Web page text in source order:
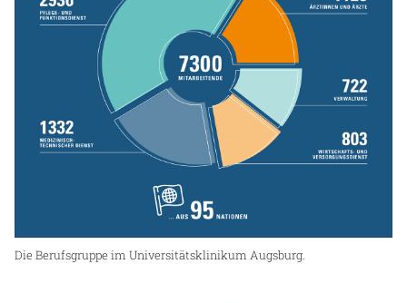
Die Berufsgruppe im Universitätsklinikum Augsburg.